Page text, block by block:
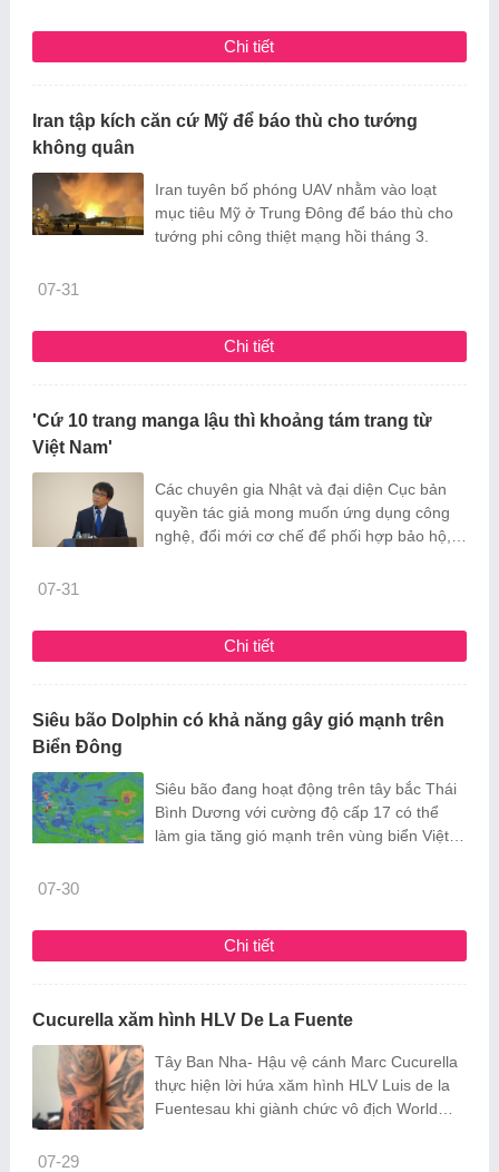
Chi tiết
Iran tập kích căn cứ Mỹ để báo thù cho tướng
không quân
Iran tuyên bố phóng UAV nhằm vào loạt
mục tiêu Mỹ ở Trung Đông để báo thù cho
tướng phi công thiệt mạng hồi tháng 3.
07-31
Chi tiết
'Cứ 10 trang manga lậu thì khoảng tám trang từ
Việt Nam'
Các chuyên gia Nhật và đại diện Cục bản
quyền tác giả mong muốn ứng dụng công
nghệ, đổi mới cơ chế để phối hợp bảo hộ,
07-31
Chi tiết
Siêu bão Dolphin có khả năng gây gió mạnh trên
Biển Đông
Siêu bão đang hoạt động trên tây bắc Thái
Bình Dương với cường độ cấp 17 có thể
làm gia tăng gió mạnh trên vùng biển Việt
07-30
Chi tiết
Cucurella xăm hình HLV De La Fuente
Tây Ban Nha- Hậu vệ cánh Marc Cucurella
thực hiện lời hứa xăm hình HLV Luis de la
Fuentesau khi giành chức vô địch World
07-29